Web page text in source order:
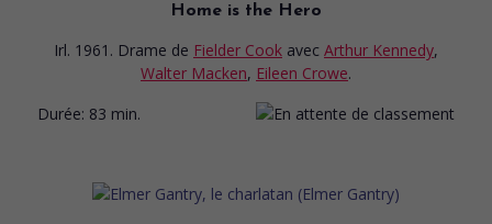
Home is the Hero
Irl. 1961. Drame de Fielder Cook avec Arthur Kennedy,
Walter Macken, Eileen Crowe.
Durée: 83 min.